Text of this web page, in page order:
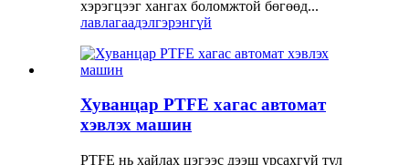
хэрэгцээг хангах боломжтой бөгөөд...
лавлагаадэлгэрэнгүй
Хуванцар PTFE хагас автомат
хэвлэх машин
PTFE нь хайлах цэгээс дээш урсахгүй тул